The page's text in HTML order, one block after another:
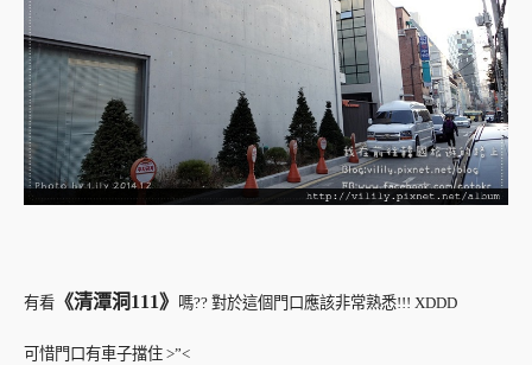
有看 《清潭洞111》 嗎?? 對於這個門口應該非常熟悉!!! XDDD
可惜門口有車子擋住 >”<